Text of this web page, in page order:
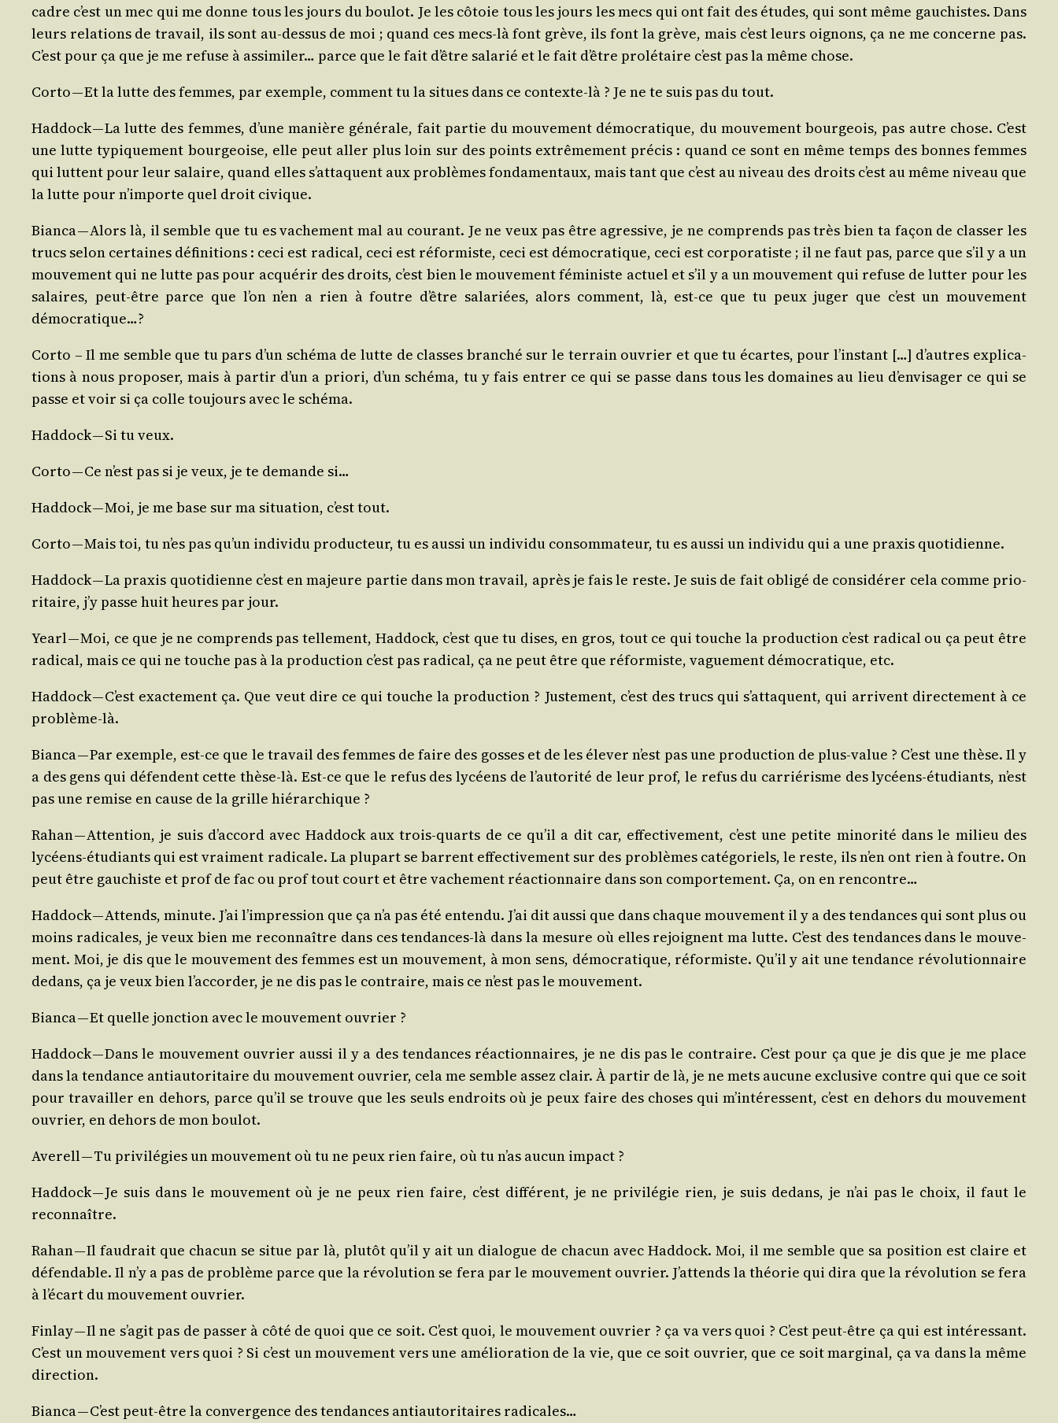
cadre c’est un mec qui me donne tous les jours du bou­lot. Je les côtoie tous les jours les mecs qui ont fait des études, qui sont même gau­chistes. Dans
leurs rela­tions de tra­vail, ils sont au-des­sus de moi ; quand ces mecs-là font grève, ils font la grève, mais c’est leurs oignons, ça ne me concerne pas.
C’est pour ça que je me refuse à assi­mi­ler… parce que le fait d’être sala­rié et le fait d’être pro­lé­taire c’est pas la même chose.
Cor­to — Et la lutte des femmes, par exemple, com­ment tu la situes dans ce contexte-là ? Je ne te suis pas du tout.
Had­dock — La lutte des femmes, d’une manière géné­rale, fait par­tie du mou­ve­ment démo­cra­tique, du mou­ve­ment bour­geois, pas autre chose. C’est
une lutte typi­que­ment bour­geoise, elle peut aller plus loin sur des points extrê­me­ment pré­cis : quand ce sont en même temps des bonnes femmes
qui luttent pour leur salaire, quand elles s’attaquent aux pro­blèmes fon­da­men­taux, mais tant que c’est au niveau des droits c’est au même niveau que
la lutte pour n’importe quel droit civique.
Bian­ca — Alors là, il semble que tu es vache­ment mal au cou­rant. Je ne veux pas être agres­sive, je ne com­prends pas très bien ta façon de clas­ser les
trucs selon cer­taines défi­ni­tions : ceci est radi­cal, ceci est réfor­miste, ceci est démo­cra­tique, ceci est cor­po­ra­tiste ; il ne faut pas, parce que s’il y a un
mou­ve­ment qui ne lutte pas pour acqué­rir des droits, c’est bien le mou­ve­ment fémi­niste actuel et s’il y a un mou­ve­ment qui refuse de lut­ter pour les
salaires, peut-être parce que l’on n’en a rien à foutre d’être sala­riées, alors com­ment, là, est-ce que tu peux juger que c’est un mou­ve­ment
démocratique…?
Cor­to – Il me semble que tu pars d’un sché­ma de lutte de classes bran­ché sur le ter­rain ouvrier et que tu écartes, pour l’instant […] d’autres expli­ca­
tions à nous pro­po­ser, mais à par­tir d’un a prio­ri, d’un sché­ma, tu y fais entrer ce qui se passe dans tous les domaines au lieu d’envisager ce qui se
passe et voir si ça colle tou­jours avec le schéma.
Had­dock — Si tu veux.
Cor­to — Ce n’est pas si je veux, je te demande si…
Had­dock — Moi, je me base sur ma situa­tion, c’est tout.
Cor­to — Mais toi, tu n’es pas qu’un indi­vi­du pro­duc­teur, tu es aus­si un indi­vi­du consom­ma­teur, tu es aus­si un indi­vi­du qui a une praxis quotidienne.
Had­dock — La praxis quo­ti­dienne c’est en majeure par­tie dans mon tra­vail, après je fais le reste. Je suis de fait obli­gé de consi­dé­rer cela comme prio­
ri­taire, j’y passe huit heures par jour.
Yearl — Moi, ce que je ne com­prends pas tel­le­ment, Had­dock, c’est que tu dises, en gros, tout ce qui touche la pro­duc­tion c’est radi­cal ou ça peut être
radi­cal, mais ce qui ne touche pas à la pro­duc­tion c’est pas radi­cal, ça ne peut être que réfor­miste, vague­ment démo­cra­tique, etc.
Had­dock — C’est exac­te­ment ça. Que veut dire ce qui touche la pro­duc­tion ? Jus­te­ment, c’est des trucs qui s’attaquent, qui arrivent direc­te­ment à ce
problème-là.
Bian­ca — Par exemple, est-ce que le tra­vail des femmes de faire des gosses et de les éle­ver n’est pas une pro­duc­tion de plus-value ? C’est une thèse. Il y
a des gens qui défendent cette thèse-là. Est-ce que le refus des lycéens de l’autorité de leur prof, le refus du car­rié­risme des lycéens-étu­diants, n’est
pas une remise en cause de la grille hiérarchique ?
Rahan — Atten­tion, je suis d’accord avec Had­dock aux trois-quarts de ce qu’il a dit car, effec­ti­ve­ment, c’est une petite mino­ri­té dans le milieu des
lycéens-étu­diants qui est vrai­ment radi­cale. La plu­part se barrent effec­ti­ve­ment sur des pro­blèmes caté­go­riels, le reste, ils n’en ont rien à foutre. On
peut être gau­chiste et prof de fac ou prof tout court et être vache­ment réac­tion­naire dans son com­por­te­ment. Ça, on en rencontre…
Had­dock — Attends, minute. J’ai l’impression que ça n’a pas été enten­du. J’ai dit aus­si que dans chaque mou­ve­ment il y a des ten­dances qui sont plus ou
moins radi­cales, je veux bien me recon­naître dans ces ten­dances-là dans la mesure où elles rejoignent ma lutte. C’est des ten­dances dans le mou­ve­
ment. Moi, je dis que le mou­ve­ment des femmes est un mou­ve­ment, à mon sens, démo­cra­tique, réfor­miste. Qu’il y ait une ten­dance révo­lu­tion­naire
dedans, ça je veux bien l’accorder, je ne dis pas le contraire, mais ce n’est pas le mouvement.
Bian­ca — Et quelle jonc­tion avec le mou­ve­ment ouvrier ?
Had­dock — Dans le mou­ve­ment ouvrier aus­si il y a des ten­dances réac­tion­naires, je ne dis pas le contraire. C’est pour ça que je dis que je me place
dans la ten­dance anti­au­to­ri­taire du mou­ve­ment ouvrier, cela me semble assez clair. À par­tir de là, je ne mets aucune exclu­sive contre qui que ce soit
pour tra­vailler en dehors, parce qu’il se trouve que les seuls endroits où je peux faire des choses qui m’intéressent, c’est en dehors du mou­ve­ment
ouvrier, en dehors de mon boulot.
Ave­rell — Tu pri­vi­lé­gies un mou­ve­ment où tu ne peux rien faire, où tu n’as aucun impact ?
Had­dock — Je suis dans le mou­ve­ment où je ne peux rien faire, c’est dif­fé­rent, je ne pri­vi­lé­gie rien, je suis dedans, je n’ai pas le choix, il faut le
reconnaître.
Rahan — Il fau­drait que cha­cun se situe par là, plu­tôt qu’il y ait un dia­logue de cha­cun avec Had­dock. Moi, il me semble que sa posi­tion est claire et
défen­dable. Il n’y a pas de pro­blème parce que la révo­lu­tion se fera par le mou­ve­ment ouvrier. J’attends la théo­rie qui dira que la révo­lu­tion se fera
à l’écart du mou­ve­ment ouvrier.
Fin­lay — Il ne s’agit pas de pas­ser à côté de quoi que ce soit. C’est quoi, le mou­ve­ment ouvrier ? ça va vers quoi ? C’est peut-être ça qui est inté­res­sant.
C’est un mou­ve­ment vers quoi ? Si c’est un mou­ve­ment vers une amé­lio­ra­tion de la vie, que ce soit ouvrier, que ce soit mar­gi­nal, ça va dans la même
direction.
Bian­ca — C’est peut-être la conver­gence des ten­dances anti­au­to­ri­taires radicales…